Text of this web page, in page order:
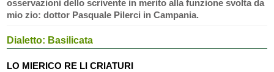
osservazioni dello scrivente in merito alla funzione svolta da
mio zio: dottor Pasquale Pilerci in Campania.
Dialetto: Basilicata
LO MIERICO RE LI CRIATURI